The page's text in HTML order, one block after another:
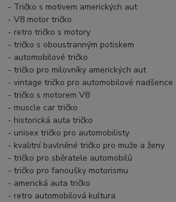
- Tričko s motivem amerických aut
- V8 motor tričko
- retro tričko s motory
- tričko s oboustranným potiskem
- automobilové tričko
- tričko pro milovníky amerických aut
- vintage tričko pro automobilové nadšence
- tričko s motorem V8
- muscle car tričko
- historická auta tričko
- unisex tričko pro automobilisty
- kvalitní bavlněné tričko pro muže a ženy
- tričko pro sběratele automobilů
- tričko pro fanoušky motorismu
- americká auta tričko
- retro automobilová kultura